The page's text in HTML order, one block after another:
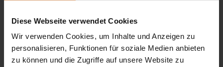
Diese Webseite verwendet Cookies
Wir verwenden Cookies, um Inhalte und Anzeigen zu
personalisieren, Funktionen für soziale Medien anbieten
zu können und die Zugriffe auf unsere Website zu